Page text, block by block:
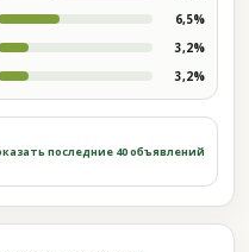
6,5%
3,2%
3,2%
последние 40 объявлений